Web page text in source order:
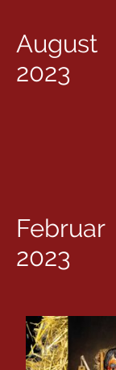
August
2023
Februar
2023